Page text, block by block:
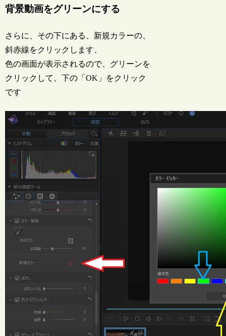
背景動画をグリーンにする
さらに、その下にある、新規カラーの、
斜赤線をクリックします、
色の画面が表示されるので、グリーンを
クリックして、下の「OK」をクリック
です